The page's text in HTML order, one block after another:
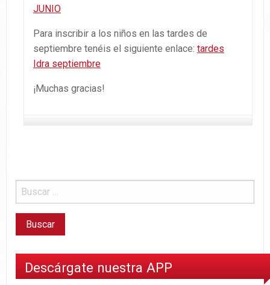
JUNIO
Para inscribir a los niños en las tardes de
septiembre tenéis el siguiente enlace: tardes
Idra septiembre
¡Muchas gracias!
Descárgate nuestra APP